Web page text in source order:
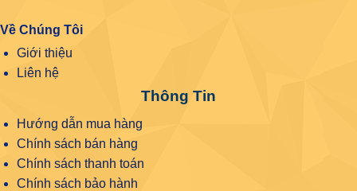
Về Chúng Tôi
Giới thiệu
Liên hệ
Thông Tin
Hướng dẫn mua hàng
Chính sách bán hàng
Chính sách thanh toán
Chính sách bảo hành